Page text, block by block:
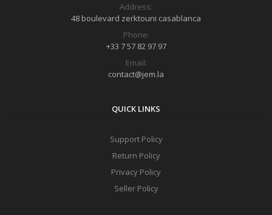
Address:
48 boulevard zerktouni casablanca
Phone:
+33 7 57 82 97 97
Email:
contact@jem.la
QUICK LINKS
Support Policy
Return Policy
Privacy Policy
Seller Policy